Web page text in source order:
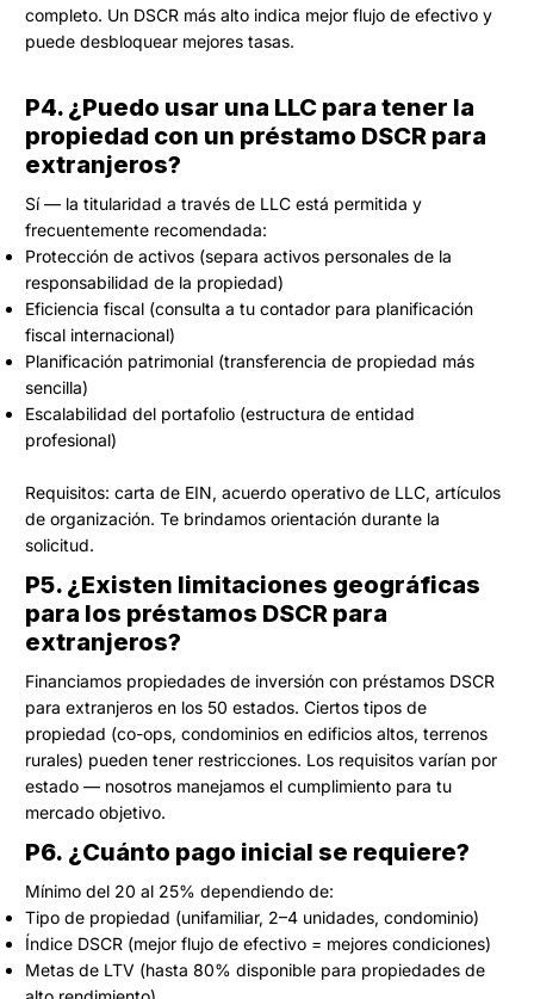
completo. Un DSCR más alto indica mejor flujo de efectivo y
puede desbloquear mejores tasas.
P4. ¿Puedo usar una LLC para tener la
propiedad con un préstamo DSCR para
extranjeros?
Sí — la titularidad a través de LLC está permitida y
frecuentemente recomendada:
Protección de activos (separa activos personales de la
responsabilidad de la propiedad)
Eficiencia fiscal (consulta a tu contador para planificación
fiscal internacional)
Planificación patrimonial (transferencia de propiedad más
sencilla)
Escalabilidad del portafolio (estructura de entidad
profesional)
Requisitos: carta de EIN, acuerdo operativo de LLC, artículos
de organización. Te brindamos orientación durante la
solicitud.
P5. ¿Existen limitaciones geográficas
para los préstamos DSCR para
extranjeros?
Financiamos propiedades de inversión con préstamos DSCR
para extranjeros en los 50 estados. Ciertos tipos de
propiedad (co-ops, condominios en edificios altos, terrenos
rurales) pueden tener restricciones. Los requisitos varían por
estado — nosotros manejamos el cumplimiento para tu
mercado objetivo.
P6. ¿Cuánto pago inicial se requiere?
Mínimo del 20 al 25% dependiendo de:
Tipo de propiedad (unifamiliar, 2–4 unidades, condominio)
Índice DSCR (mejor flujo de efectivo = mejores condiciones)
Metas de LTV (hasta 80% disponible para propiedades de